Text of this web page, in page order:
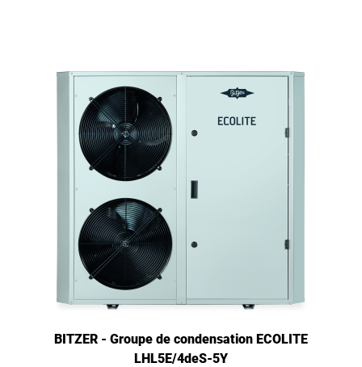
BITZER - Groupe de condensation ECOLITE
LHL5E/4deS-5Y